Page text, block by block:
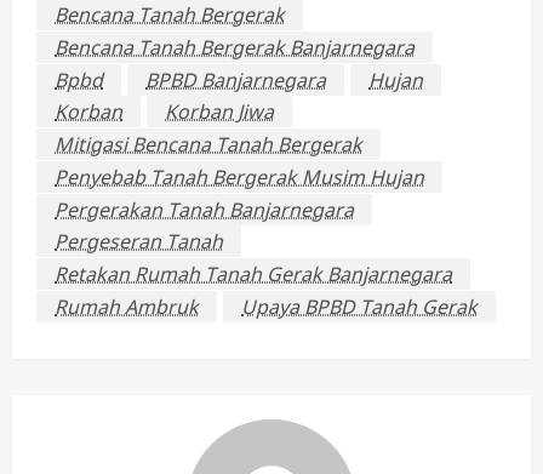
Bencana Tanah Bergerak
Bencana Tanah Bergerak Banjarnegara
Bpbd
BPBD Banjarnegara
Hujan
Korban
Korban Jiwa
Mitigasi Bencana Tanah Bergerak
Penyebab Tanah Bergerak Musim Hujan
Pergerakan Tanah Banjarnegara
Pergeseran Tanah
Retakan Rumah Tanah Gerak Banjarnegara
Rumah Ambruk
Upaya BPBD Tanah Gerak